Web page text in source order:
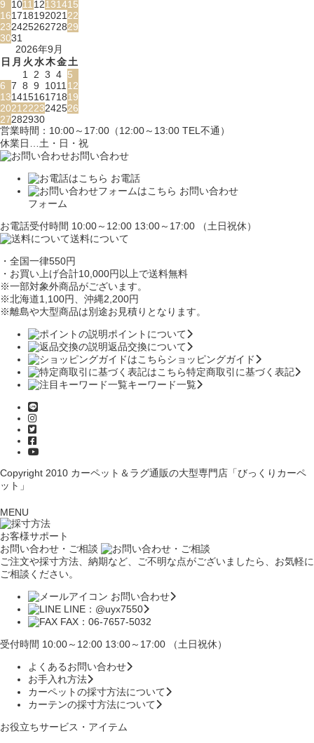
9 101112131415
16171819202122
23242526272829
3031
2026年9月
日 月 火水木金土
1 2 3 4 5
6 7 8 9 101112
13141516171819
20212223242526
27282930
営業時間：10:00～17:00（12:00～13:00 TEL不通）
休業日…土・日・祝
お問い合わせ
お電話
お問い合わせ
フォーム
お電話受付時間 10:00～12:00 13:00～17:00 （土日祝休）
送料について
・全国一律550円
・お買い上げ合計10,000円 以上で送料無料
※一部対象外商品がございます。
※北海道1,100円、沖縄2,200円
※離島や大型商品は別途お見積りとなります。
ポイントについて
返品交換について
ショッピングガイド
特定商取引に基づく表記
キーワード一覧
Copyright 2010 カーペット＆ラグ通販の大型専門店「びっくりカーペ
ット」
MENU
お客様サポート
お問い合わせ・ご相談
ご注文や採寸方法、納期など、ご不明な点がございましたら、お気軽に
ご相談ください。
お問い合わせ
LINE：@uyx7550
FAX：06-7657-5032
受付時間 10:00～12:00 13:00～17:00 （土日祝休）
よくあるお問い合わせ
お手入れ方法
カーペットの採寸方法について
カーテンの採寸方法について
お役立ちサービス・アイテム